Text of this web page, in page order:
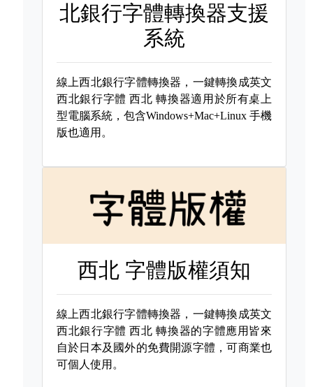
北銀行字體轉換器支援
系統
線上西北銀行字體轉換器，一鍵轉換成英文
西北銀行字體西北 轉換器適用於所有桌上
型電腦系統，包含Windows+Mac+Linux 手機
版也適用。
西北 字體版權須知
線上西北銀行字體轉換器，一鍵轉換成英文
西北銀行字體西北 轉換器的字體應用皆來
自於日本及國外的免費開源字體，可商業也
可個人使用。